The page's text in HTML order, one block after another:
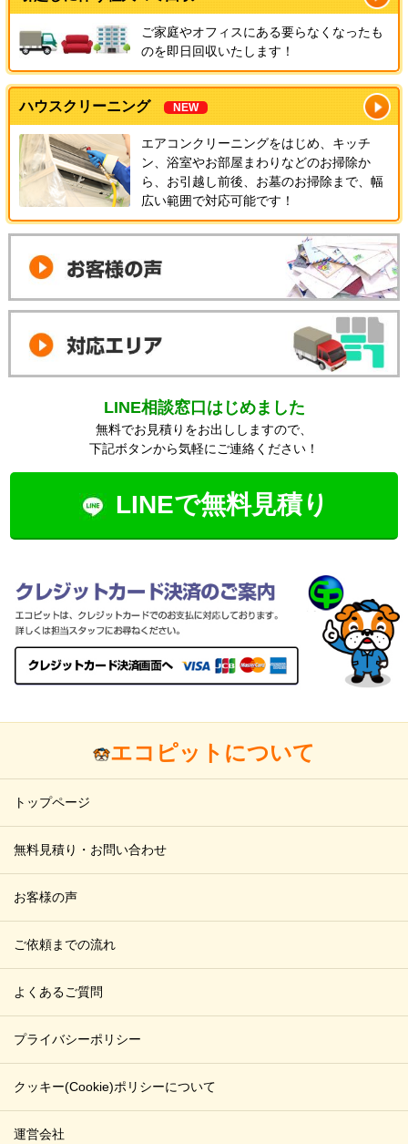
ご家庭やオフィスにある要らなくなったも
のを即日回収いたします！
ハウスクリーニング NEW
エアコンクリーニングをはじめ、キッチ
ン、浴室やお部屋まわりなどのお掃除か
ら、お引越し前後、お墓のお掃除まで、幅
広い範囲で対応可能です！
LINE相談窓口はじめました
無料でお見積りをお出ししますので、
下記ボタンから気軽にご連絡ください！
LINEで無料見積り
エコピットについて
トップページ
無料見積り・お問い合わせ
お客様の声
ご依頼までの流れ
よくあるご質問
プライバシーポリシー
クッキー(Cookie)ポリシーについて
運営会社